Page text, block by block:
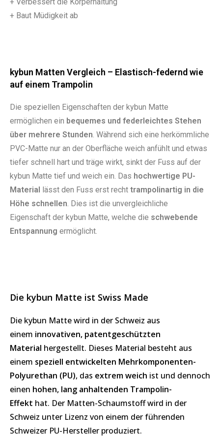
+ Verbessert die Körperhaltung
+ Baut Müdigkeit ab
kybun Matten Vergleich – Elastisch-federnd wie
auf einem Trampolin
Die speziellen Eigenschaften der kybun Matte
ermöglichen ein bequemes und federleichtes Stehen
über mehrere Stunden. Während sich eine herkömmliche
PVC-Matte nur an der Oberfläche weich anfühlt und etwas
tiefer schnell hart und träge wirkt, sinkt der Fuss auf der
kybun Matte tief und weich ein. Das hochwertige PU-
Material
lässt den Fuss erst recht trampolinartig in die
Höhe schnellen. Dies ist die unvergleichliche
Eigenschaft der kybun Matte, welche die schwebende
Entspannung ermöglicht.
Die kybun Matte ist Swiss Made
Die kybun Matte wird in der Schweiz aus
einem innovativen, patentgeschützten
Material hergestellt. Dieses Material besteht aus
einem speziell entwickelten Mehrkomponenten-
Polyurethan (PU), das extrem weich ist und dennoch
einen hohen, lang anhaltenden Trampolin-
Effekt hat. Der Matten-Schaumstoff wird in der
Schweiz unter Lizenz von einem der führenden
Schweizer PU-Hersteller produziert.